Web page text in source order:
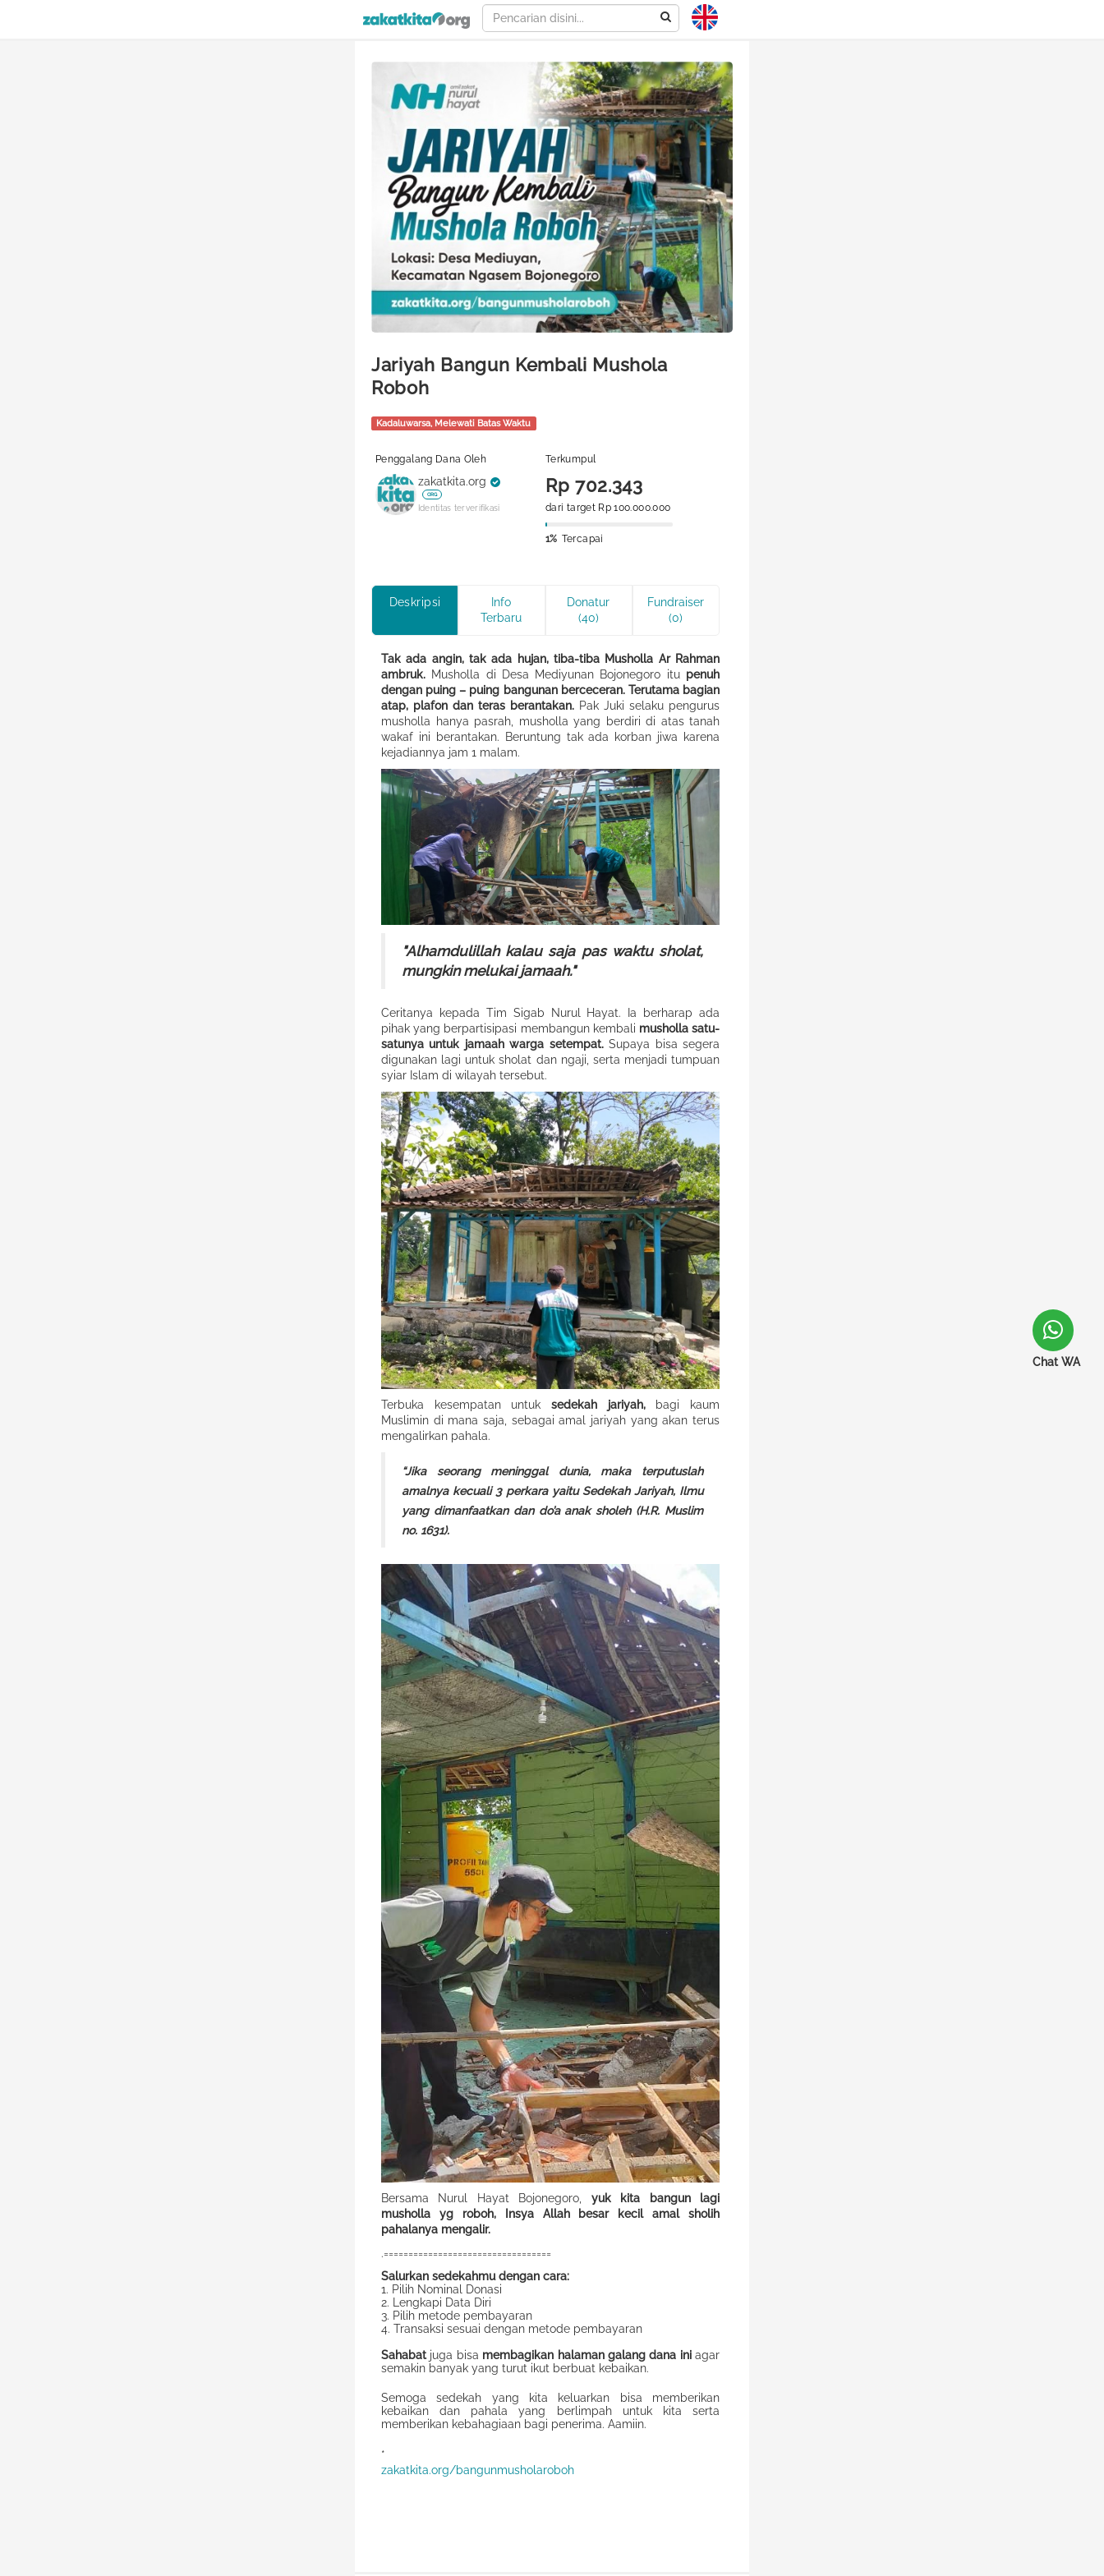
Jariyah Bangun Kembali Mushola
Roboh
Kadaluwarsa, Melewati Batas Waktu
Penggalang Dana Oleh
zakatkita.org
ORG
Identitas terverifikasi
Terkumpul
Rp 702.343
dari target Rp 100.000.000
1% Tercapai
Deskripsi
Info
Terbaru
Donatur
(40)
Fundraiser
(0)
Tak ada angin, tak ada hujan, tiba-tiba Musholla Ar Rahman
ambruk. Musholla di Desa Mediyunan Bojonegoro itu penuh
dengan puing – puing bangunan berceceran. Terutama bagian
atap, plafon dan teras berantakan. Pak Juki selaku pengurus
musholla hanya pasrah, musholla yang berdiri di atas tanah
wakaf ini berantakan. Beruntung tak ada korban jiwa karena
kejadiannya jam 1 malam.
"Alhamdulillah kalau saja pas waktu sholat,
mungkin melukai jamaah."
Ceritanya kepada Tim Sigab Nurul Hayat. Ia berharap ada
pihak yang berpartisipasi membangun kembali musholla satu-
satunya untuk jamaah warga setempat.Supaya bisa segera
digunakan lagi untuk sholat dan ngaji, serta menjadi tumpuan
syiar Islam di wilayah tersebut.
Terbuka kesempatan untuk sedekah jariyah,bagi kaum
Muslimin di mana saja, sebagai amal jariyah yang akan terus
mengalirkan pahala.
“Jika seorang meninggal dunia, maka terputuslah
amalnya kecuali 3 perkara yaitu Sedekah Jariyah, Ilmu
yang dimanfaatkan dan do’a anak sholeh (H.R. Muslim
no. 1631).
Bersama Nurul Hayat Bojonegoro, yuk kita bangun lagi
musholla yg roboh, Insya Allah besar kecil amal sholih
pahalanya mengalir.
.==================================
Salurkan sedekahmu dengan cara:
1. Pilih Nominal Donasi
2. Lengkapi Data Diri
3. Pilih metode pembayaran
4. Transaksi sesuai dengan metode pembayaran
Sahabatjuga bisa membagikan halaman galang dana iniagar
semakin banyak yang turut ikut berbuat kebaikan.
Semoga sedekah yang kita keluarkan bisa memberikan
kebaikan dan pahala yang berlimpah untuk kita serta
memberikan kebahagiaan bagi penerima. Aamiin.
*
zakatkita.org/bangunmusholaroboh
Chat WA